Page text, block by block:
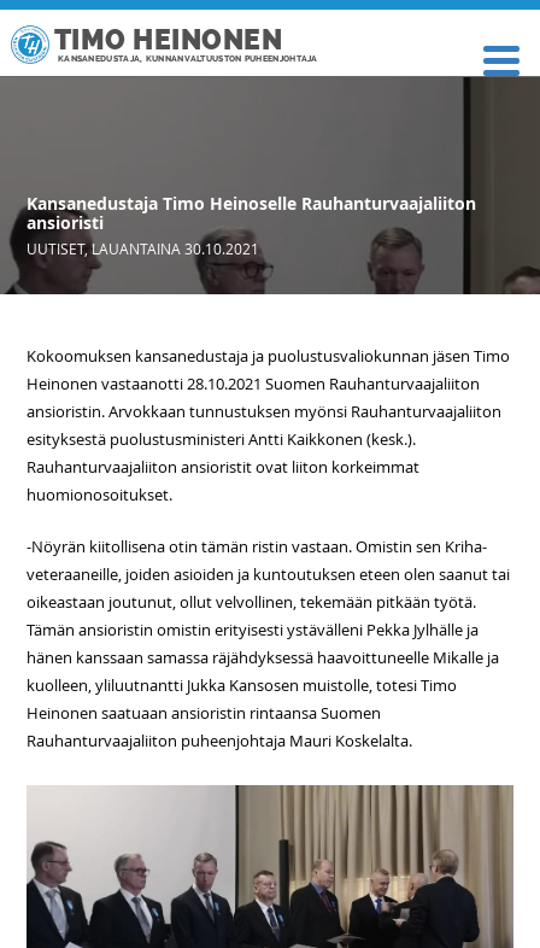
TIMO HEINONEN
KANSANEDUSTAJA, KUNNANVALTUUSTON PUHEENJOHTAJA
Kansanedustaja Timo Heinoselle Rauhanturvaajaliiton
ansioristi
UUTISET,LAUANTAINA 30.10.2021
Kokoomuksen kansanedustaja ja puolustusvaliokunnan jäsen Timo
Heinonen vastaanotti 28.10.2021 Suomen Rauhanturvaajaliiton
ansioristin. Arvokkaan tunnustuksen myönsi Rauhanturvaajaliiton
esityksestä puolustusministeri Antti Kaikkonen (kesk.).
Rauhanturvaajaliiton ansioristit ovat liiton korkeimmat
huomionosoitukset.
-Nöyrän kiitollisena otin tämän ristin vastaan. Omistin sen Kriha-
veteraaneille, joiden asioiden ja kuntoutuksen eteen olen saanut tai
oikeastaan joutunut, ollut velvollinen, tekemään pitkään työtä.
Tämän ansioristin omistin erityisesti ystävälleni Pekka Jylhälle ja
hänen kanssaan samassa räjähdyksessä haavoittuneelle Mikalle ja
kuolleen, yliluutnantti Jukka Kansosen muistolle, totesi Timo
Heinonen saatuaan ansioristin rintaansa Suomen
Rauhanturvaajaliiton puheenjohtaja Mauri Koskelalta.